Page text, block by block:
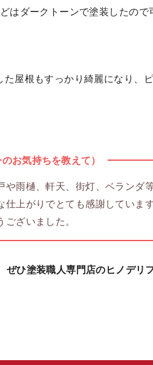
はダークトーンで塗装したので
た屋根もすっかり綺麗になり、
お気持ちを教えて）
や雨樋、軒天、街灯、ベランダ
仕上がりでとても感謝していま
ざいました。
ぜひ塗装職人専門店のヒノデリ